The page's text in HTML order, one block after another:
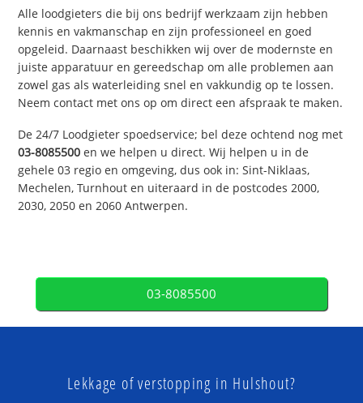
Alle loodgieters die bij ons bedrijf werkzaam zijn hebben
kennis en vakmanschap en zijn professioneel en goed
opgeleid. Daarnaast beschikken wij over de modernste en
juiste apparatuur en gereedschap om alle problemen aan
zowel gas als waterleiding snel en vakkundig op te lossen.
Neem contact met ons op om direct een afspraak te maken.
De 24/7 Loodgieter spoedservice; bel deze ochtend nog met
03-8085500 en we helpen u direct. Wij helpen u in de
gehele 03 regio en omgeving, dus ook in: Sint-Niklaas,
Mechelen, Turnhout en uiteraard in de postcodes 2000,
2030, 2050 en 2060 Antwerpen.
03-8085500
Lekkage of verstopping in Hulshout?